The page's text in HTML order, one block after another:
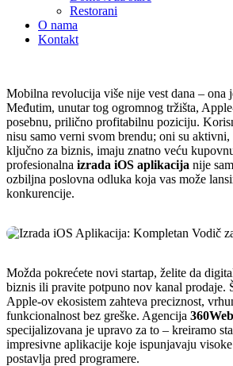
Restorani
O nama
Kontakt
Mobilna revolucija više nije vest dana – ona
Međutim, unutar tog ogromnog tržišta,
posebnu, prilično profitabilnu poziciju.
nisu samo verni svom brendu; oni su
ključno za biznis, imaju znatno veću
profesionalna izrada iOS aplikacija nije
ozbiljna poslovna odluka koja vas može
konkurencije.
Možda pokrećete novi startap, želite da
biznis ili pravite potpuno nov kanal prodaje.
Apple-ov ekosistem zahteva preciznost,
funkcionalnost bez greške. Agencija
specijalizovana je upravo za to – kreiramo
impresivne aplikacije koje ispunjavaju
postavlja pred programere.